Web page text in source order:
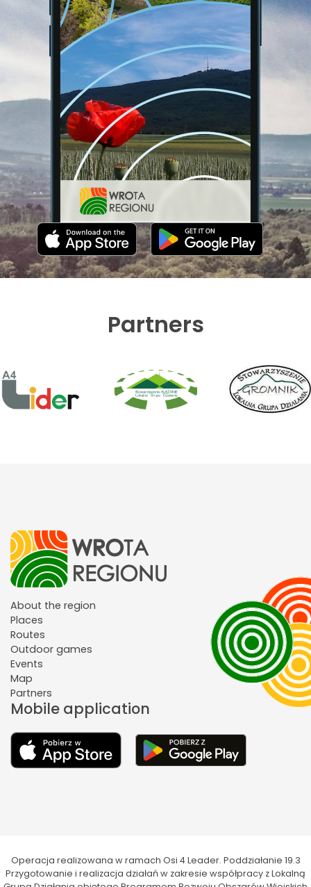
Partners
About the region
Places
Routes
Outdoor games
Events
Map
Partners
Mobile application
Operacja realizowana w ramach Osi 4 Leader. Poddziałanie 19.3
Przygotowanie i realizacja działań w zakresie współpracy z Lokalną